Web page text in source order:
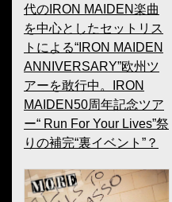
代のIRON MAIDEN楽曲
を中心としたセットリス
トによる“IRON MAIDEN
ANNIVERSARY”欧州ツ
アーを敢行中。IRON
MAIDEN50周年記念ツア
ー“ Run For Your Lives”祭
りの補完“裏イベント”？